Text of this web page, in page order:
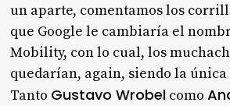
un aparte, comentamos los
que Google le cambiaría el
Mobility, con lo cual, los
quedarían, again, siendo la
Tanto Gustavo Wrobel como